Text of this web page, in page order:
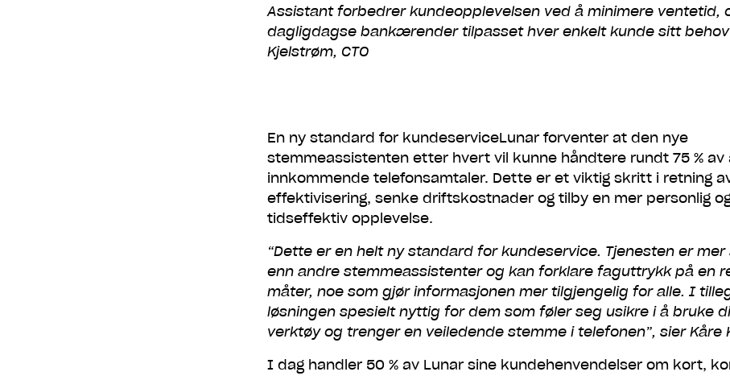
Assistant forbedrer kundeopplevelsen ved å minimere ventetid,
dagligdagse bankærender tilpasset hver enkelt kunde sitt
Kjelstrøm, CTO
En ny standard for kundeserviceLunar forventer at den nye
stemmeassistenten etter hvert vil kunne håndtere rundt 75 % av
innkommende telefonsamtaler. Dette er et viktig skritt i retning
effektivisering, senke driftskostnader og tilby en mer personlig
tidseffektiv opplevelse.
“Dette er en helt ny standard for kundeservice. Tjenesten er
enn andre stemmeassistenter og kan forklare faguttrykk på en
måter, noe som gjør informasjonen mer tilgjengelig for alle. I
løsningen spesielt nyttig for dem som føler seg usikre i å bruke
verktøy og trenger en veiledende stemme i telefonen”, sier Kåre
I dag handler 50 % av Lunar sine kundehenvendelser om kort,